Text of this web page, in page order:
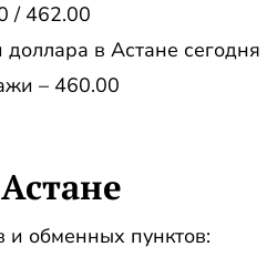
/ 462.00
в Астане сегодня
– 460.00
и обменных пунктов: